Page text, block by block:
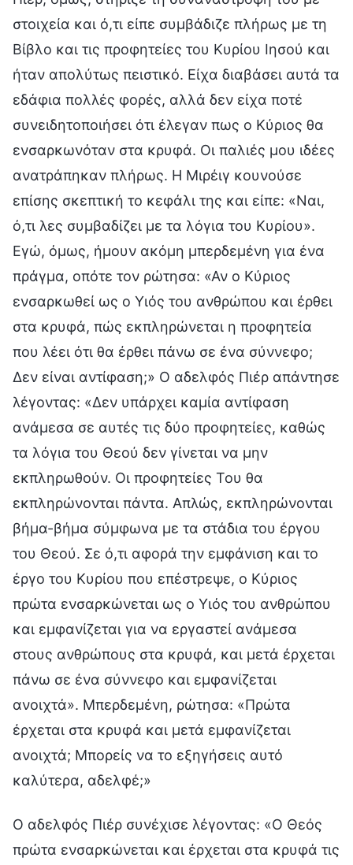
στοιχεία και ό,τι είπε συμβάδιζε πλήρως με τη
Βίβλο και τις προφητείες του Κυρίου Ιησού και
ήταν απολύτως πειστικό. Είχα διαβάσει αυτά τα
εδάφια πολλές φορές, αλλά δεν είχα ποτέ
συνειδητοποιήσει ότι έλεγαν πως ο Κύριος θα
ενσαρκωνόταν στα κρυφά. Οι παλιές μου ιδέες
ανατράπηκαν πλήρως. Η Μιρέιγ κουνούσε
επίσης σκεπτική το κεφάλι της και είπε: «Ναι,
ό,τι λες συμβαδίζει με τα λόγια του Κυρίου».
Εγώ, όμως, ήμουν ακόμη μπερδεμένη για ένα
πράγμα, οπότε τον ρώτησα: «Αν ο Κύριος
ενσαρκωθεί ως ο Υιός του ανθρώπου και έρθει
στα κρυφά, πώς εκπληρώνεται η προφητεία
που λέει ότι θα έρθει πάνω σε ένα σύννεφο;
Δεν είναι αντίφαση;» Ο αδελφός Πιέρ απάντησε
λέγοντας: «Δεν υπάρχει καμία αντίφαση
ανάμεσα σε αυτές τις δύο προφητείες, καθώς
τα λόγια του Θεού δεν γίνεται να μην
εκπληρωθούν. Οι προφητείες Του θα
εκπληρώνονται πάντα. Απλώς, εκπληρώνονται
βήμα-βήμα σύμφωνα με τα στάδια του έργου
του Θεού. Σε ό,τι αφορά την εμφάνιση και το
έργο του Κυρίου που επέστρεψε, ο Κύριος
πρώτα ενσαρκώνεται ως ο Υιός του ανθρώπου
και εμφανίζεται για να εργαστεί ανάμεσα
στους ανθρώπους στα κρυφά, και μετά έρχεται
πάνω σε ένα σύννεφο και εμφανίζεται
ανοιχτά». Μπερδεμένη, ρώτησα: «Πρώτα
έρχεται στα κρυφά και μετά εμφανίζεται
ανοιχτά; Μπορείς να το εξηγήσεις αυτό
καλύτερα, αδελφέ;»
Ο αδελφός Πιέρ συνέχισε λέγοντας: «Ο Θεός
πρώτα ενσαρκώνεται και έρχεται στα κρυφά τις